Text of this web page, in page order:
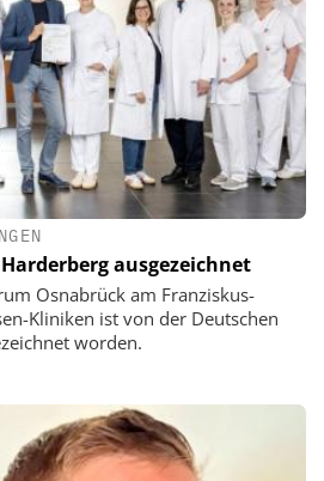
ausgezeichnet
Osnabrück am Franziskus-
Kliniken ist von der Deutschen
worden.